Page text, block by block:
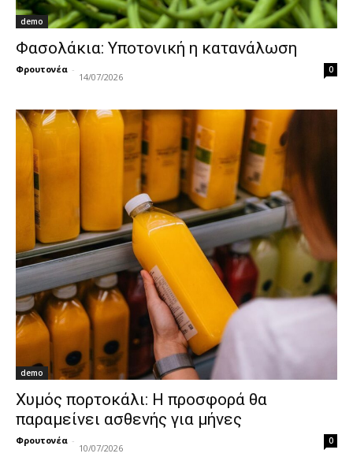
demo
Φασολάκια: Υποτονική η κατανάλωση
Φρουτονέα -
14/07/2026
0
demo
Χυμός πορτοκάλι: Η προσφορά θα
παραμείνει ασθενής για μήνες
Φρουτονέα -
10/07/2026
0